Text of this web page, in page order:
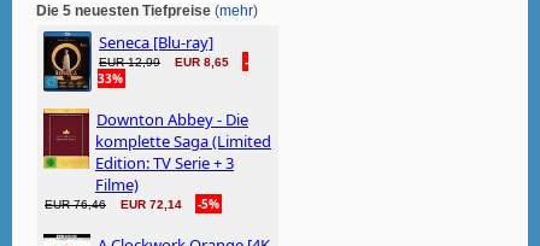
Die 5 neuesten Tiefpreise (mehr)